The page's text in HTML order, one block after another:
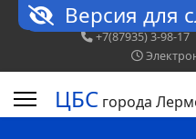
Версия для
+7(87935) 3-98-17
ЦБС города